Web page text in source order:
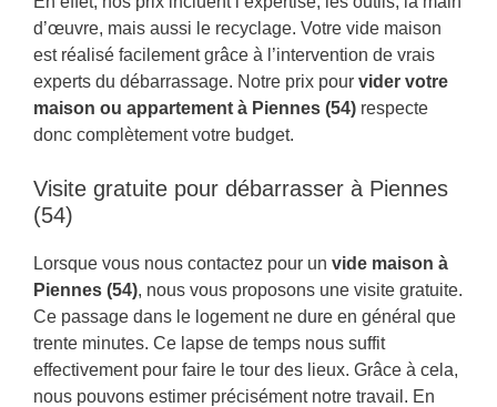
d’œuvre, mais aussi le recyclage. Votre vide maison
est réalisé facilement grâce à l’intervention de vrais
experts du débarrassage. Notre prix pour vider votre
maison ou appartement à Piennes (54) respecte
donc complètement votre budget.
Visite gratuite pour débarrasser à Piennes
(54)
Lorsque vous nous contactez pour un vide maison à
Piennes (54), nous vous proposons une visite gratuite.
Ce passage dans le logement ne dure en général que
trente minutes. Ce lapse de temps nous suffit
effectivement pour faire le tour des lieux. Grâce à cela,
nous pouvons estimer précisément notre travail. En